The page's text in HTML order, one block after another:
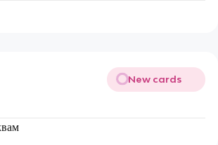
New cards